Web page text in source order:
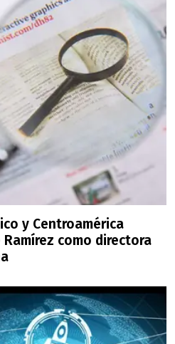
y Centroamérica
Ramírez como directora